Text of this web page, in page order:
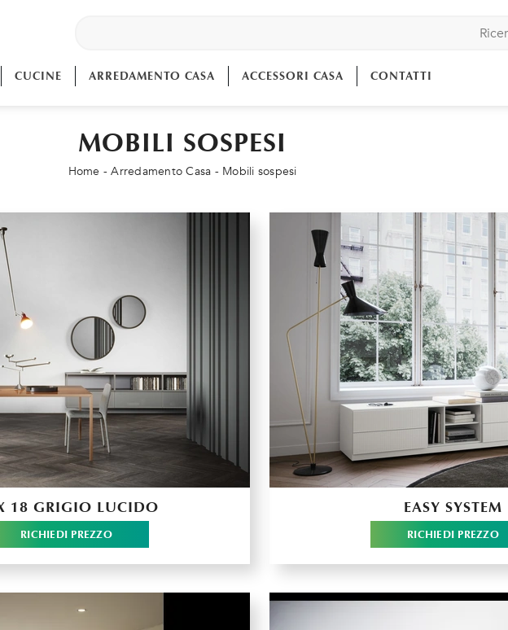
CUCINE ARREDAMENTO CASA ACCESSORI CASA CONTATTI
MOBILI SOSPESI
Home -Arredamento Casa - Mobili sospesi
18 GRIGIO LUCIDO
RICHIEDI PREZZO
EASY SYSTEM
RICHIEDI PREZZO